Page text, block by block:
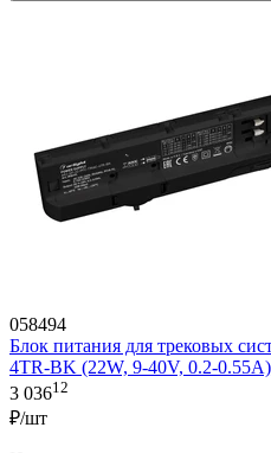
058494
Блок питания для трековых
4TR-BK (22W, 9-40V, 0.2-
3 03612
₽/шт